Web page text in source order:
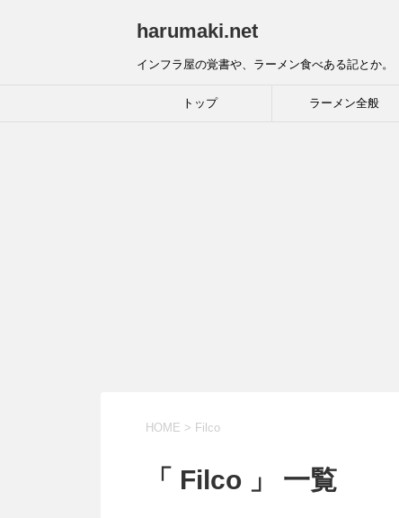
harumaki.net
インフラ屋の覚書や、ラーメン食べある記とか。
トップ ラーメン全般
HOME > Filco
「 Filco 」 一覧